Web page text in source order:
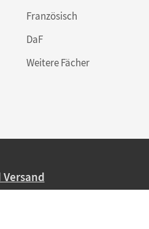
Französisch
DaF
Weitere Fächer